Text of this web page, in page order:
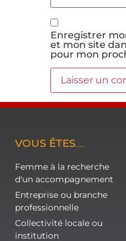
Enregistrer
et mon site
pour mon
VOUS ÊTES...
Femme à la recherche
d'un accompagnement
Entreprise ou branche
professionnelle
Collectivité locale ou
institution